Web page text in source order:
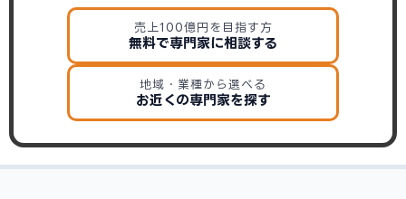
売上100億円を目指す方
無料で専門家に相談する
地域・業種から選べる
お近くの専門家を探す